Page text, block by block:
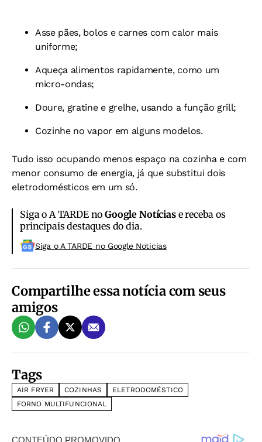
Asse pães, bolos e carnes com calor mais
uniforme;
Aqueça alimentos rapidamente, como um
micro-ondas;
Doure, gratine e grelhe, usando a função grill;
Cozinhe no vapor em alguns modelos.
Tudo isso ocupando menos espaço na cozinha e com
menor consumo de energia, já que substitui dois
eletrodomésticos em um só.
Siga o A TARDE noGoogle Notíciase receba os
principais destaques do dia.
Siga o A TARDE no Google Noticias
Compartilhe essa notícia com seus
amigos
Tags
AIR FRYER COZINHAS
ELETRODOMÉSTICO
FORNO MULTIFUNCIONAL